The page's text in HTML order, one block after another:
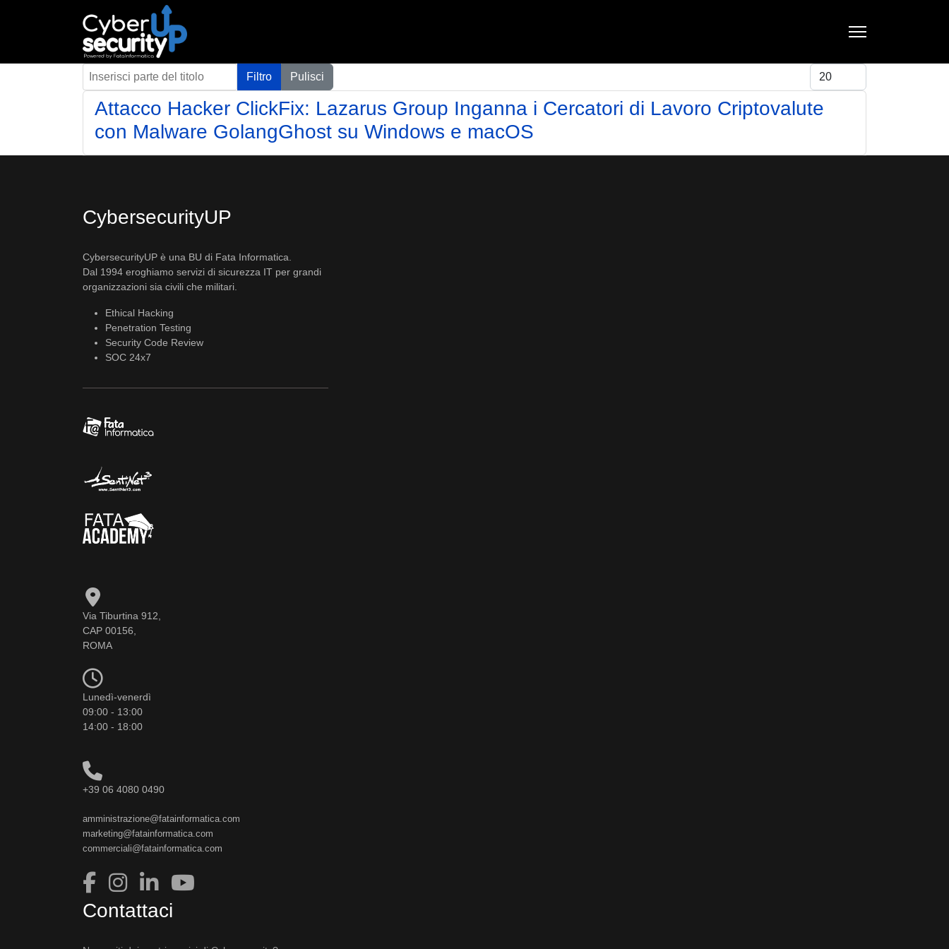
Inserisci parte del titolo Filtro Pulisci Visualizza #
Attacco Hacker ClickFix: Lazarus Group Inganna i Cercatori di Lavoro Criptovalute
con Malware GolangGhost su Windows e macOS
CybersecurityUP
CybersecurityUP è una BU di Fata Informatica.
Dal 1994 eroghiamo servizi di sicurezza IT per grandi
organizzazioni sia civili che militari.
Ethical Hacking
Penetration Testing
Security Code Review
SOC 24x7
Via Tiburtina 912,
CAP 00156,
ROMA
Lunedì-venerdì
09:00 - 13:00
14:00 - 18:00
+39 06 4080 0490
amministrazione@fatainformatica.com
marketing@fatainformatica.com
commerciali@fatainformatica.com
Contattaci